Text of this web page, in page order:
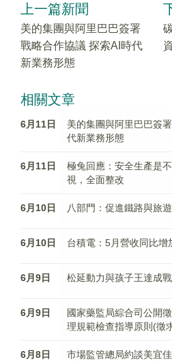
上一篇新聞
美的集團與阿里巴巴簽署
戰略合作協議 探索AI時代
新業務形態
相關文章
6月11日
美的集團與阿里巴巴簽
代新業務形態
6月11日
極兔回應：安全生產是
視，全面整改
6月10日 八部門：促進鐵路與旅
6月10日 台積電：5月營收同比增
6月9日 松延動力與孩子王達成
6月9日
國家藥監局綜合司公開
理規範檢查指導原則(徵
6月8日 市場監管總局約談美宜